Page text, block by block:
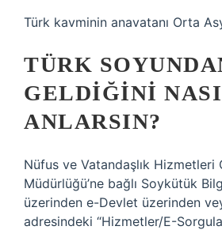
Türk kavminin anavatanı Orta
TÜRK
GELDIĞINI
ANLARSIN?
Nüfus ve Vatandaşlık Hizmetleri
Müdürlüğü’ne bağlı Soykütük
üzerinden e-Devlet üzerinden
adresindeki “Hizmetler/E-